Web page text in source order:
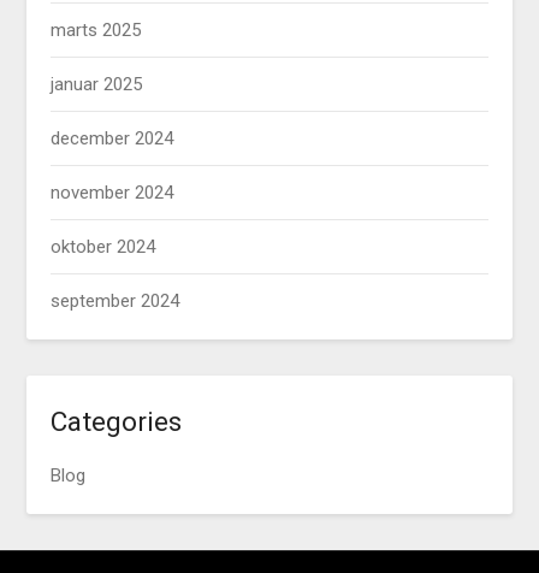
marts 2025
januar 2025
december 2024
november 2024
oktober 2024
september 2024
Categories
Blog